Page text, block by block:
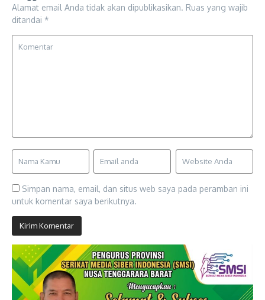
Alamat email Anda tidak akan dipublikasikan. Ruas yang wajib
ditandai *
Simpan nama, email, dan situs web saya pada peramban ini
untuk komentar saya berikutnya.